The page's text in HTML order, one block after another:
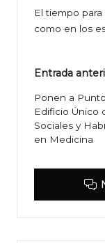
El tiempo
como en los
de
Entrada
Ponen a
Edificio Único
Sociales y
en Medicina